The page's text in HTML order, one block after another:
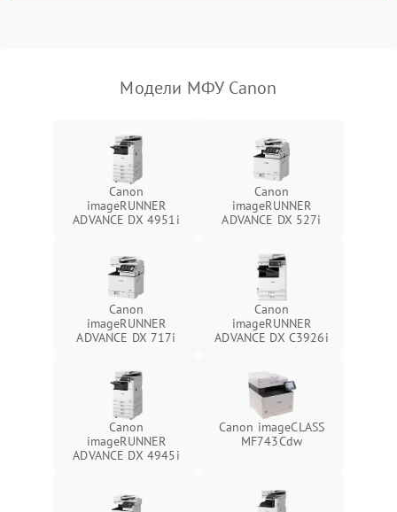
Модели МФУ Canon
Canon
imageRUNNER
ADVANCE DX 4951i
Canon
imageRUNNER
ADVANCE DX 527i
Canon
imageRUNNER
ADVANCE DX 717i
Canon
imageRUNNER
ADVANCE DX C3926i
Canon
imageRUNNER
ADVANCE DX 4945i
Canon imageCLASS
MF743Cdw